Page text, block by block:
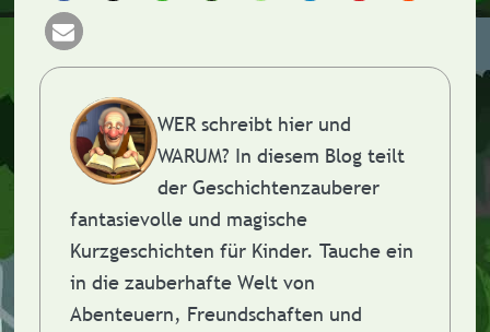
WER schreibt hier und
WARUM? In diesem Blog teilt
der Geschichtenzauberer
fantasievolle und magische
Kurzgeschichten für Kinder. Tauche ein
in die zauberhafte Welt von
Abenteuern, Freundschaften und